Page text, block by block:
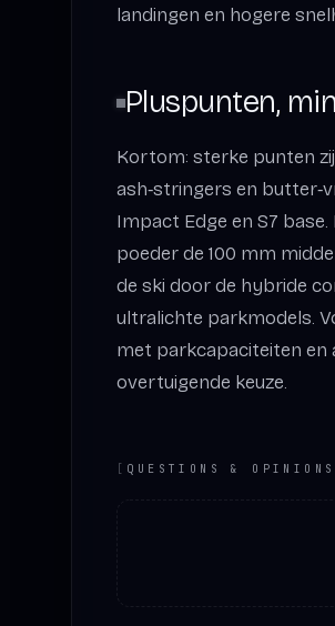
landingen en hogere
Pluspunten,
Kortom: sterke punten
ash‑stringers en
Impact Edge en S7
poeder de 100 mm
de ski door de hybride
ultralichte parkmodels.
met parkcapaciteiten en
overtuigende keuze.
[ QUESTIONS & OPINIONS